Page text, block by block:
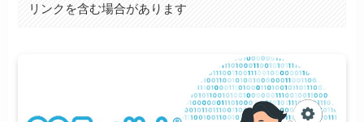
リンクを含む場合があります